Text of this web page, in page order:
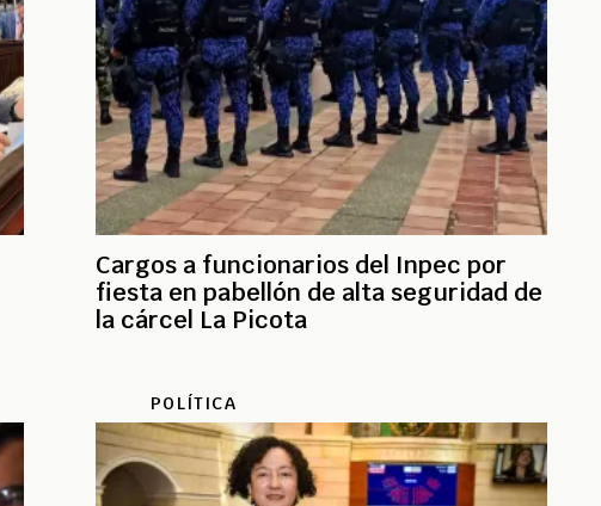
Cargos a funcionarios del Inpec por
fiesta en pabellón de alta seguridad de
la cárcel La Picota
POLÍTICA